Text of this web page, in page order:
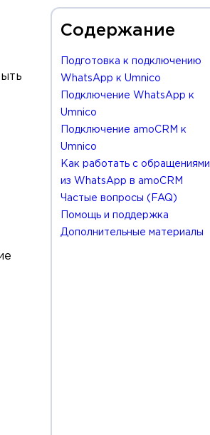
Содержание
Подготовка к подключению
WhatsApp к Umnico
Подключение WhatsApp к
Umnico
Подключение amoCRM к
Umnico
Как работать с обращениями
из WhatsApp в amoCRM
Частые вопросы (FAQ)
Помощь и поддержка
Дополнительные материалы